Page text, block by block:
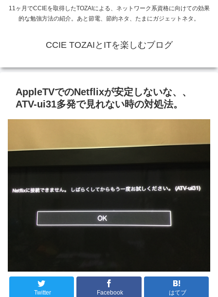
11ヶ月でCCIEを取得したTOZAIによる、ネットワーク系資格に向けての効果
的な勉強方法の紹介。あと節電、節約ネタ、たまにガジェットネタ。
CCIE TOZAIとITを楽しむブログ
AppleTVでのNetflixが安定しないな、、
ATV-ui31多発で見れない時の対処法。
Twitter Facebook はてブ